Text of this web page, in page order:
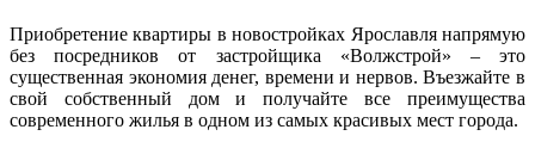
Приобретение квартиры в новостройках Ярославля напрямую
без посредников от застройщика «Волжстрой» – это
существенная экономия денег, времени и нервов. Въезжайте в
свой собственный дом и получайте все преимущества
современного жилья в одном из самых красивых мест города.